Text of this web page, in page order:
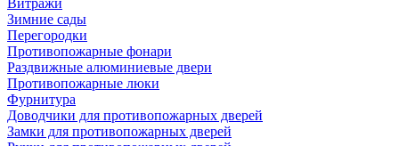
Витражи
Зимние сады
Перегородки
Противопожарные фонари
Раздвижные алюминиевые двери
Противопожарные люки
Фурнитура
Доводчики для противопожарных дверей
Замки для противопожарных дверей